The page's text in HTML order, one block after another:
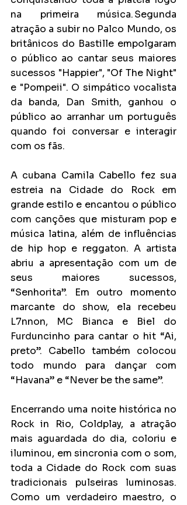
na primeira música. Segunda
atração a subir no Palco Mundo, os
britânicos do Bastille empolgaram
o público ao cantar seus maiores
sucessos "Happier", "Of The Night"
e "Pompeii". O simpático vocalista
da banda, Dan Smith, ganhou o
público ao arranhar um português
quando foi conversar e interagir
com os fãs.
A cubana Camila Cabello fez sua
estreia na Cidade do Rock em
grande estilo e encantou o público
com canções que misturam pop e
música latina, além de influências
de hip hop e reggaton. A artista
abriu a apresentação com um de
seus maiores sucessos,
“Senhorita”. Em outro momento
marcante do show, ela recebeu
L7nnon, MC Bianca e Biel do
Furduncinho para cantar o hit “Ai,
preto”. Cabello também colocou
todo mundo para dançar com
“Havana” e “Never be the same”.
Encerrando uma noite histórica no
Rock in Rio, Coldplay, a atração
mais aguardada do dia, coloriu e
iluminou, em sincronia com o som,
toda a Cidade do Rock com suas
tradicionais pulseiras luminosas.
Como um verdadeiro maestro, o